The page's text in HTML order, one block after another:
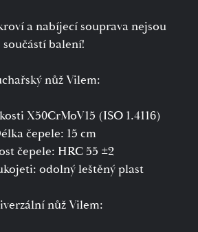
a nabíjecí souprava nejsou
součástí balení!
nůž Vilem:
X50CrMoV15 (ISO 1.4116)
čepele: 15 cm
čepele: HRC 55 ±2
odolný leštěný plast
nůž Vilem: